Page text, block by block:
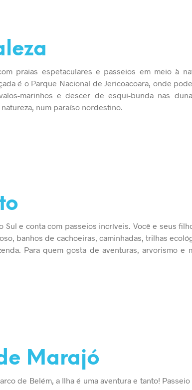
praias espetaculares e passeios em meio à
é o Parque Nacional de Jericoacoara, onde
marinhos e descer de esqui-bunda nas
num paraíso nordestino.
Sul e conta com passeios incríveis. Você e seus
banhos de cachoeiras, caminhadas, trilhas
Para quem gosta de aventuras, arvorismo e
Marajó
de Belém, a Ilha é uma aventura e tanto!